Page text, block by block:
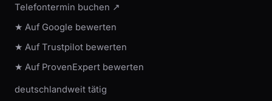
Telefontermin buchen ↗
★ Auf Google bewerten
★ Auf Trustpilot bewerten
★ Auf ProvenExpert bewerten
deutschlandweit tätig